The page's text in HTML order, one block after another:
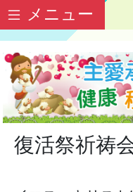
メニュー
復活祭祈祷